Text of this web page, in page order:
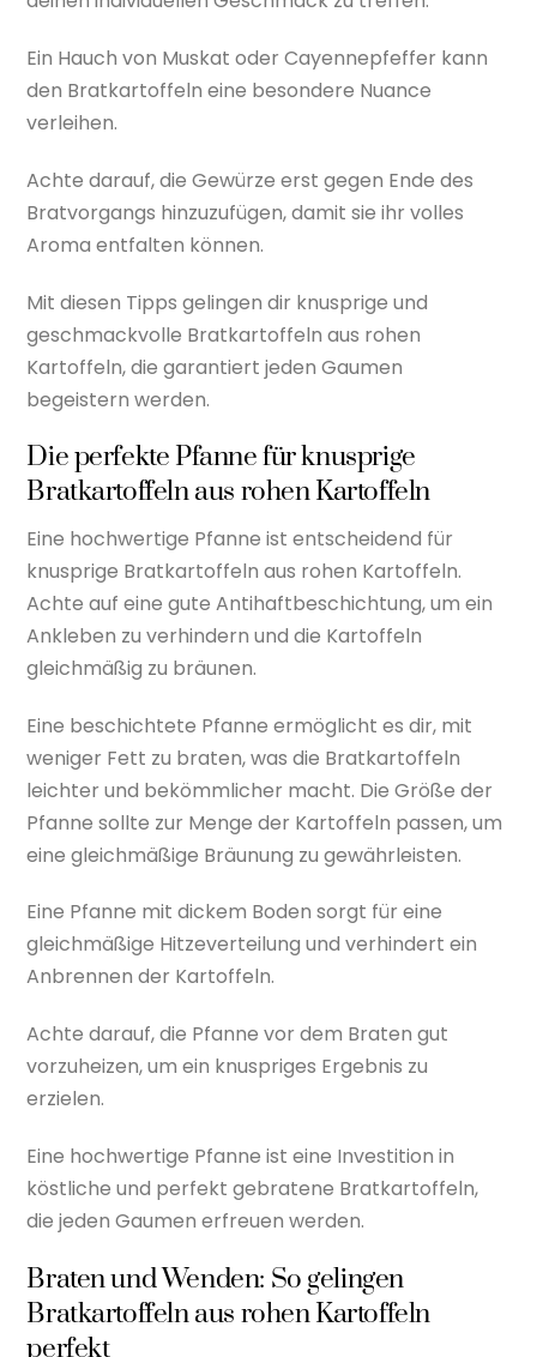
Ein Hauch von Muskat oder Cayennepfeffer kann
den Bratkartoffeln eine besondere Nuance
verleihen.
Achte darauf, die Gewürze erst gegen Ende des
Bratvorgangs hinzuzufügen, damit sie ihr volles
Aroma entfalten können.
Mit diesen Tipps gelingen dir knusprige und
geschmackvolle Bratkartoffeln aus rohen
Kartoffeln, die garantiert jeden Gaumen
begeistern werden.
Die perfekte Pfanne für knusprige
Bratkartoffeln aus rohen Kartoffeln
Eine hochwertige Pfanne ist entscheidend für
knusprige Bratkartoffeln aus rohen Kartoffeln.
Achte auf eine gute Antihaftbeschichtung, um ein
Ankleben zu verhindern und die Kartoffeln
gleichmäßig zu bräunen.
Eine beschichtete Pfanne ermöglicht es dir, mit
weniger Fett zu braten, was die Bratkartoffeln
leichter und bekömmlicher macht. Die Größe der
Pfanne sollte zur Menge der Kartoffeln passen, um
eine gleichmäßige Bräunung zu gewährleisten.
Eine Pfanne mit dickem Boden sorgt für eine
gleichmäßige Hitzeverteilung und verhindert ein
Anbrennen der Kartoffeln.
Achte darauf, die Pfanne vor dem Braten gut
vorzuheizen, um ein knuspriges Ergebnis zu
erzielen.
Eine hochwertige Pfanne ist eine Investition in
köstliche und perfekt gebratene Bratkartoffeln,
die jeden Gaumen erfreuen werden.
Braten und Wenden: So gelingen
Bratkartoffeln aus rohen Kartoffeln
perfekt